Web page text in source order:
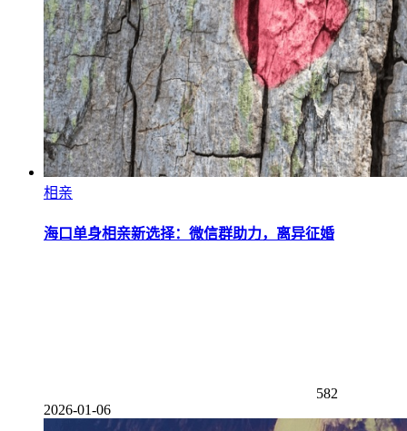
相亲
海口单身相亲新选择：微信群助力，离异征婚
582
2026-01-06